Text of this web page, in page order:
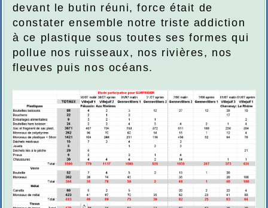
devant le butin réuni, force était de
constater ensemble notre triste addiction
à ce plastique sous toutes ses formes qui
pollue nos ruisseaux, nos rivières, nos
fleuves puis nos océans.